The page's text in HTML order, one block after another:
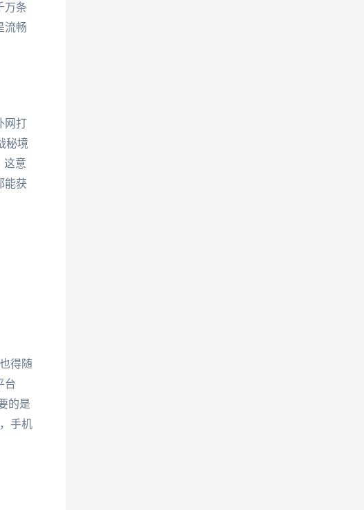
万条
流畅
网打
秘境
这意
能获
得随
台
的是
手机